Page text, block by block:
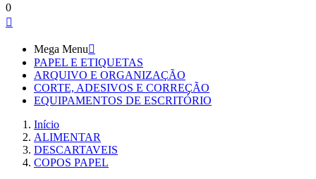
0

Mega Menu
PAPEL E ETIQUETAS
ARQUIVO E ORGANIZAÇÃO
CORTE, ADESIVOS E CORREÇÃO
EQUIPAMENTOS DE ESCRITÓRIO
Início
ALIMENTAR
DESCARTAVEIS
COPOS PAPEL